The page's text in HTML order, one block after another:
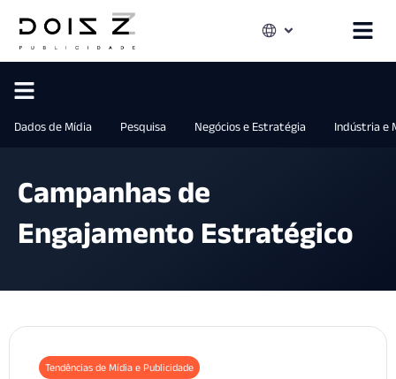
Dados de Mídia Pesquisa Negócios e Estratégia Indústria e
Campanhas de
Engajamento Estratégico
Tendências de Mídia e Publicidade